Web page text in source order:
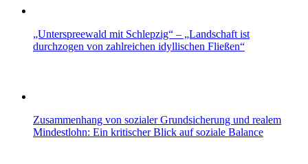
„Unterspreewald mit Schlepzig“ – „Landschaft ist
durchzogen von zahlreichen idyllischen Fließen“
Zusammenhang von sozialer Grundsicherung und realem
Mindestlohn: Ein kritischer Blick auf soziale Balance